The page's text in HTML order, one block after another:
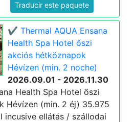
Traducir este paquete
✔️ Thermal AQUA Ensana
Health Spa Hotel őszi
akciós hétköznapok
Hévízen (min. 2 noche)
2026.09.01 - 2026.11.30
Health Spa Hotel őszi
Hévízen (min. 2 éj) 35.975
ellátás / szállodai